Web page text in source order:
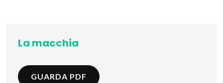
La macchia
GUARDA PDF